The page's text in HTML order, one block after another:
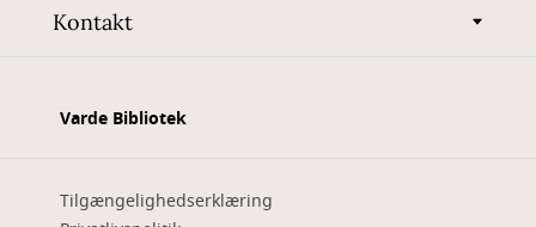
Kontakt
Varde Bibliotek
Tilgængelighedserklæring